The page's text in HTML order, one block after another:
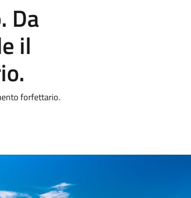
Da
il
forfettario.